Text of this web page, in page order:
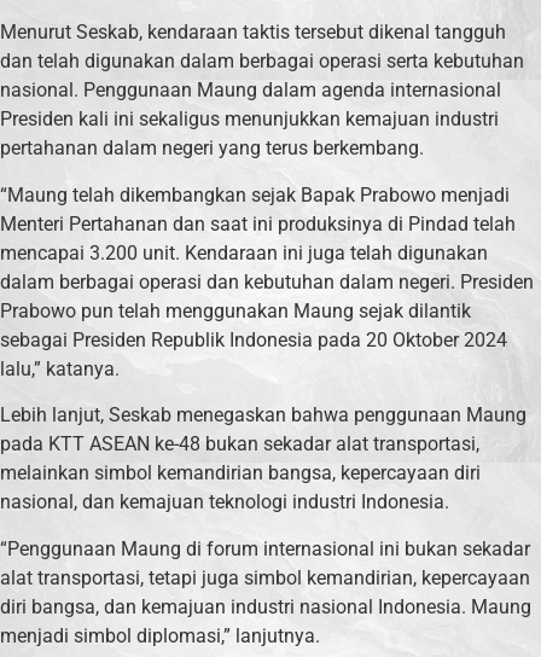
Menurut Seskab, kendaraan taktis tersebut dikenal tangguh
dan telah digunakan dalam berbagai operasi serta kebutuhan
nasional. Penggunaan Maung dalam agenda internasional
Presiden kali ini sekaligus menunjukkan kemajuan industri
pertahanan dalam negeri yang terus berkembang.
“Maung telah dikembangkan sejak Bapak Prabowo menjadi
Menteri Pertahanan dan saat ini produksinya di Pindad telah
mencapai 3.200 unit. Kendaraan ini juga telah digunakan
dalam berbagai operasi dan kebutuhan dalam negeri. Presiden
Prabowo pun telah menggunakan Maung sejak dilantik
sebagai Presiden Republik Indonesia pada 20 Oktober 2024
lalu,” katanya.
Lebih lanjut, Seskab menegaskan bahwa penggunaan Maung
pada KTT ASEAN ke-48 bukan sekadar alat transportasi,
melainkan simbol kemandirian bangsa, kepercayaan diri
nasional, dan kemajuan teknologi industri Indonesia.
“Penggunaan Maung di forum internasional ini bukan sekadar
alat transportasi, tetapi juga simbol kemandirian, kepercayaan
diri bangsa, dan kemajuan industri nasional Indonesia. Maung
menjadi simbol diplomasi,” lanjutnya.